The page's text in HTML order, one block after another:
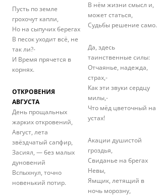
Пусть по земле
грохочут капли,
Но на сыпучих берегах
В песок уходит всё, не
так ли?-
И Время прячется в
корнях.
ОТКРОВЕНИЯ
АВГУСТА
День прощальных
жарких откровений,
Август, лета
звёздчатый сапфир,
Засиял, — без малых
дуновений
Вспыхнул, точно
новенький потир.
В нём жизни смысл и,
может статься,
Судьбы решение само.
Да, здесь
таинственные силы:
Отчаянье, надежда,
страх,-
Как эти звуки сердцу
милы,-
Что мёд цветочный на
устах!
Акации душистой
гроздья,
Свиданье на брегах
Невы,
Ямщик, летящий в
ночь морозну,